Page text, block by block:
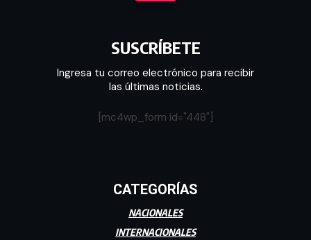
SUSCRÍBETE
Ingresa tu correo electrónico para recibir
las últimas noticias.
[mc4wp_form id="448"]
CATEGORÍAS
NACIONALES
INTERNACIONALES